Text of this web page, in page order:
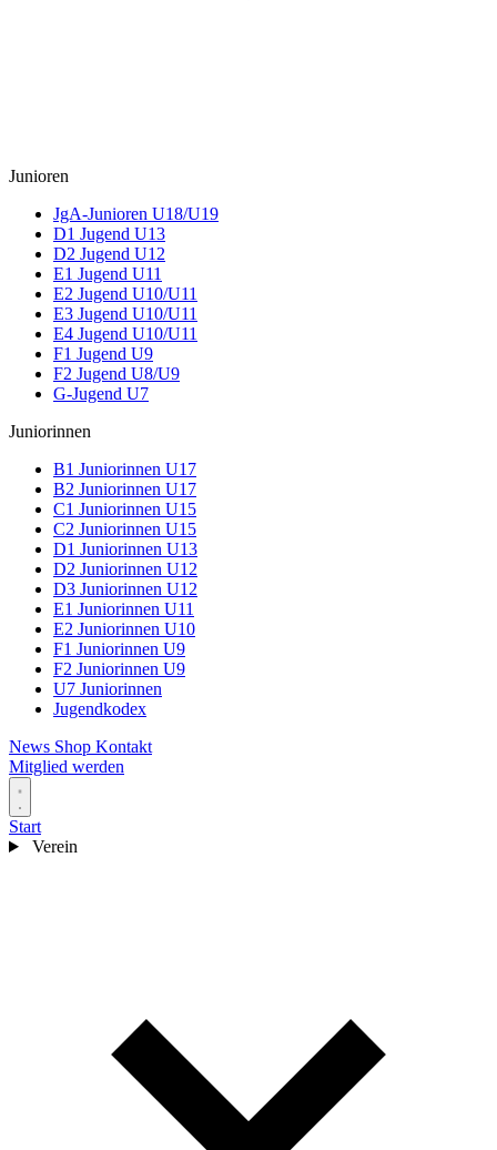
Junioren
JgA-Junioren U18/U19
D1 Jugend U13
D2 Jugend U12
E1 Jugend U11
E2 Jugend U10/U11
E3 Jugend U10/U11
E4 Jugend U10/U11
F1 Jugend U9
F2 Jugend U8/U9
G-Jugend U7
Juniorinnen
B1 Juniorinnen U17
B2 Juniorinnen U17
C1 Juniorinnen U15
C2 Juniorinnen U15
D1 Juniorinnen U13
D2 Juniorinnen U12
D3 Juniorinnen U12
E1 Juniorinnen U11
E2 Juniorinnen U10
F1 Juniorinnen U9
F2 Juniorinnen U9
U7 Juniorinnen
Jugendkodex
News Shop Kontakt
Mitglied werden
Start
Verein